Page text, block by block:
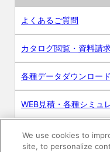
よくあるご質問
カタログ閲覧・資料請
各種データダウンロード
WEB見積・各種シミュ
交換用部品の購入
We use cookies to
site, to personalize